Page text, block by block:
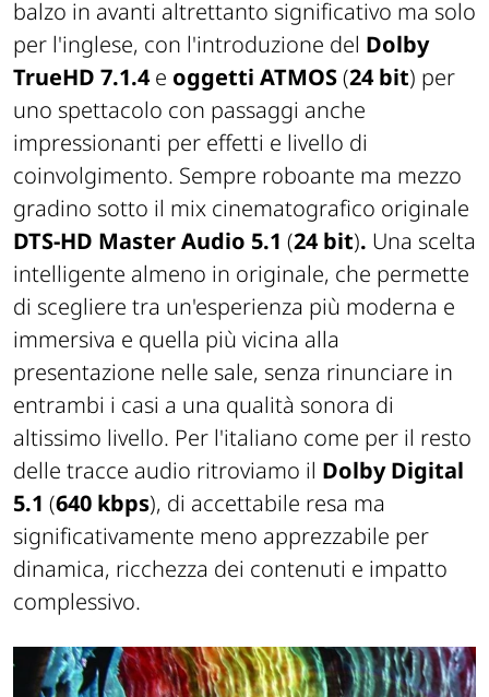
balzo in avanti altrettanto significativo ma solo
per l'inglese, con l'introduzione del Dolby
TrueHD 7.1.4e oggetti ATMOS(24 bit) per
uno spettacolo con passaggi anche
impressionanti per effetti e livello di
coinvolgimento. Sempre roboante ma mezzo
gradino sotto il mix cinematografico originale
DTS-HD Master Audio 5.1 (24 bit). Una scelta
intelligente almeno in originale, che permette
di scegliere tra un'esperienza più moderna e
immersiva e quella più vicina alla
presentazione nelle sale, senza rinunciare in
entrambi i casi a una qualità sonora di
altissimo livello. Per l'italiano come per il resto
delle tracce audio ritroviamo il Dolby Digital
5.1 (640 kbps), di accettabile resa ma
significativamente meno apprezzabile per
dinamica, ricchezza dei contenuti e impatto
complessivo.